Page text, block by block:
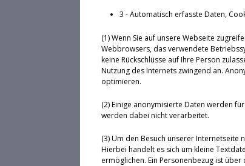
3 - Automatisch erfasste Daten,
(1) Wenn Sie auf unsere Webseite
Webbrowsers, das verwendete
keine Rückschlüsse auf Ihre Person
Nutzung des Internets zwingend an.
optimieren.
(2) Einige anonymisierte Daten werden
werden dabei nicht verarbeitet.
(3) Um den Besuch unserer
Hierbei handelt es sich um kleine
ermöglichen. Ein Personenbezug ist